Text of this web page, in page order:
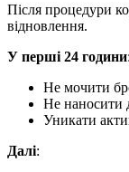
Після процедури
відновлення.
У перші 24 години:
Не мочити
Не наносити
Уникати
Далі: